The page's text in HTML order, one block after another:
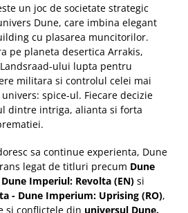
un joc de societate strategic
Dune, care imbina elegant
cu plasarea muncitorilor.
pe planeta desertica Arrakis,
ului lupta pentru
militara si controlul celei mai
spice-ul. Fiecare decizie
dintre intriga, alianta si forta
sa continue experienta, Dune
legat de titluri precum Dune
Imperiul: Revolta (EN) si
- Dune Imperium: Uprising (RO),
si conflictele din universul Dune.